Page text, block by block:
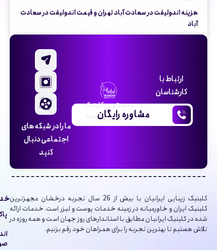
هزینه اندولیفت در سعادت آباد تهران و قیمت اندولیفت در سعادت
آباد
ارتباط با
کارشناسان
مشاوره رایگان
مجهزترین کلینیک
زیبایی خاورمیانه
ما را در شبکه های
اجتماعی دنبال
کنید
کلینیک‌ زیبایی ایرانیان با بیش از 26 سال تجربه درخشان مجهزترین
کلینیک ایران و خاورمیانه در زمینه خدمات پوست و لیزر است. خدمات ارائه
شده در کلینیک ایرانیان مطابق با استاندارهای روز جهان است و همه روزه در
تلاش هستیم تا بهترین تجربه را برای همراهان خود رقم بزنیم.